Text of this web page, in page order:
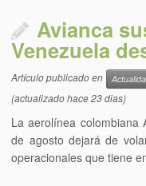
Avianca
Venezuela
Artículo publicado en
(actualizado hace 23 dias)
La aerolínea colombiana
de agosto dejará de
operacionales que tiene